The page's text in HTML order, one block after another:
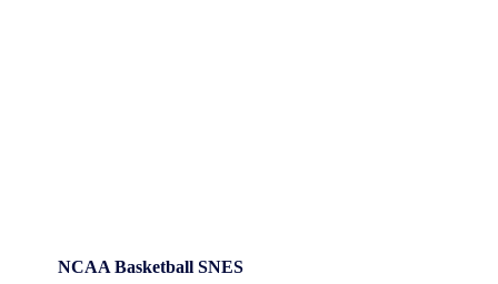
NCAA Basketball SNES